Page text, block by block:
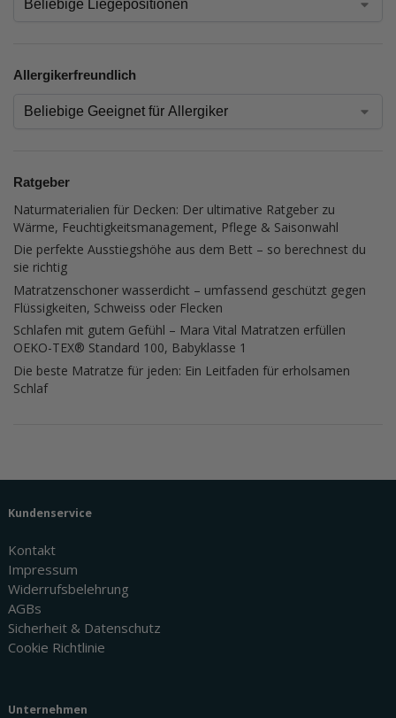
Allergikerfreundlich
Ratgeber
Naturmaterialien für Decken: Der ultimative Ratgeber zu
Wärme, Feuchtigkeitsmanagement, Pflege & Saisonwahl
Die perfekte Ausstiegshöhe aus dem Bett – so berechnest du
sie richtig
Matratzenschoner wasserdicht – umfassend geschützt gegen
Flüssigkeiten, Schweiss oder Flecken
Schlafen mit gutem Gefühl – Mara Vital Matratzen erfüllen
OEKO-TEX® Standard 100, Babyklasse 1
Die beste Matratze für jeden: Ein Leitfaden für erholsamen
Schlaf
Kundenservice
Kontakt
Impressum
Widerrufsbelehrung
AGBs
Sicherheit & Datenschutz
Cookie Richtlinie
Unternehmen